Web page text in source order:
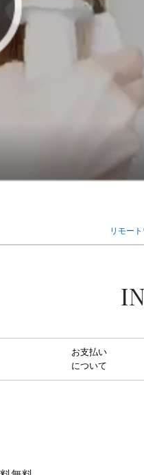
リモー
お支払い
について